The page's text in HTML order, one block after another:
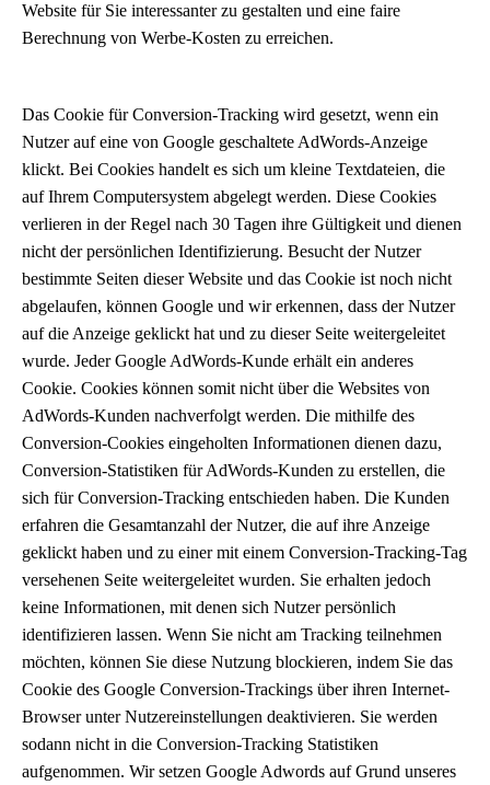
Website für Sie interessanter zu gestalten und eine faire
Berechnung von Werbe-Kosten zu erreichen.
Das Cookie für Conversion-Tracking wird gesetzt, wenn ein
Nutzer auf eine von Google geschaltete AdWords-Anzeige
klickt. Bei Cookies handelt es sich um kleine Textdateien, die
auf Ihrem Computersystem abgelegt werden. Diese Cookies
verlieren in der Regel nach 30 Tagen ihre Gültigkeit und dienen
nicht der persönlichen Identifizierung. Besucht der Nutzer
bestimmte Seiten dieser Website und das Cookie ist noch nicht
abgelaufen, können Google und wir erkennen, dass der Nutzer
auf die Anzeige geklickt hat und zu dieser Seite weitergeleitet
wurde. Jeder Google AdWords-Kunde erhält ein anderes
Cookie. Cookies können somit nicht über die Websites von
AdWords-Kunden nachverfolgt werden. Die mithilfe des
Conversion-Cookies eingeholten Informationen dienen dazu,
Conversion-Statistiken für AdWords-Kunden zu erstellen, die
sich für Conversion-Tracking entschieden haben. Die Kunden
erfahren die Gesamtanzahl der Nutzer, die auf ihre Anzeige
geklickt haben und zu einer mit einem Conversion-Tracking-Tag
versehenen Seite weitergeleitet wurden. Sie erhalten jedoch
keine Informationen, mit denen sich Nutzer persönlich
identifizieren lassen. Wenn Sie nicht am Tracking teilnehmen
möchten, können Sie diese Nutzung blockieren, indem Sie das
Cookie des Google Conversion-Trackings über ihren Internet-
Browser unter Nutzereinstellungen deaktivieren. Sie werden
sodann nicht in die Conversion-Tracking Statistiken
aufgenommen. Wir setzen Google Adwords auf Grund unseres